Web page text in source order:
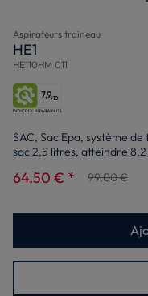
Aspirateurs traineau
HE1
HE110HM 011
7,9/10
SAC, Sac Epa, système
sac 2,5 litres, atteindre
64,50 € * 99,00 €